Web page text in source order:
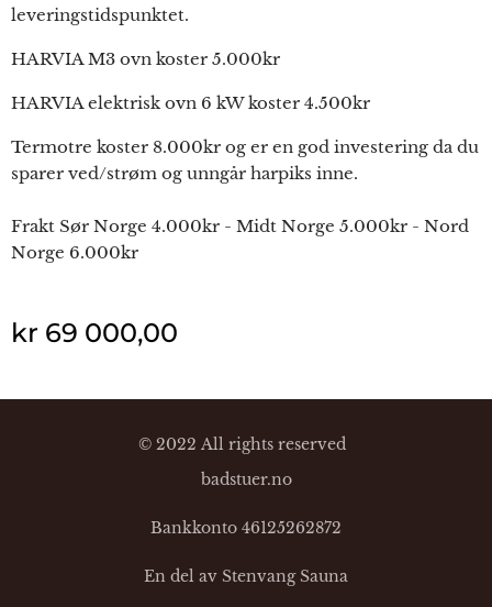
leveringstidspunktet.
HARVIA M3 ovn koster 5.000kr
HARVIA elektrisk ovn 6 kW koster 4.500kr
Termotre koster 8.000kr og er en god investering da du
sparer ved/strøm og unngår harpiks inne.
Frakt Sør Norge 4.000kr - Midt Norge 5.000kr - Nord
Norge 6.000kr
kr 69 000,00
© 2022 All rights reserved
badstuer.no
Bankkonto 46125262872
En del av Stenvang Sauna